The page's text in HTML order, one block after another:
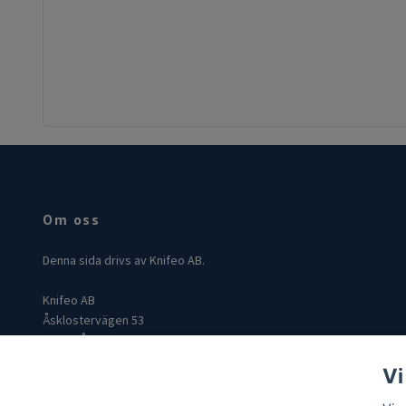
Om oss
Denna sida drivs av Knifeo AB.
Knifeo AB
Åsklostervägen 53
432 96 Åskloster